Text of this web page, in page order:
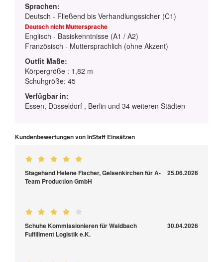
Sprachen:
Deutsch - Fließend bis Verhandlungssicher (C1)
Deutsch nicht Muttersprache
Englisch - Basiskenntnisse (A1 / A2)
Französisch - Muttersprachlich (ohne Akzent)
Outfit Maße:
Körpergröße : 1,82 m
Schuhgröße: 45
Verfügbar in:
Essen, Düsseldorf , Berlin und 34 weiteren Städten
Kundenbewertungen von InStaff Einsätzen
Stagehand Helene Fischer, Gelsenkirchen für A-
Team Production GmbH
25.06.2026
Schuhe Kommissionieren für Waldbach
Fulfillment Logistik e.K.
30.04.2026